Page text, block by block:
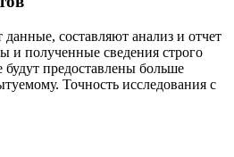
составляют анализ и отчет
и полученные сведения строго
предоставлены больше
Точность исследования с